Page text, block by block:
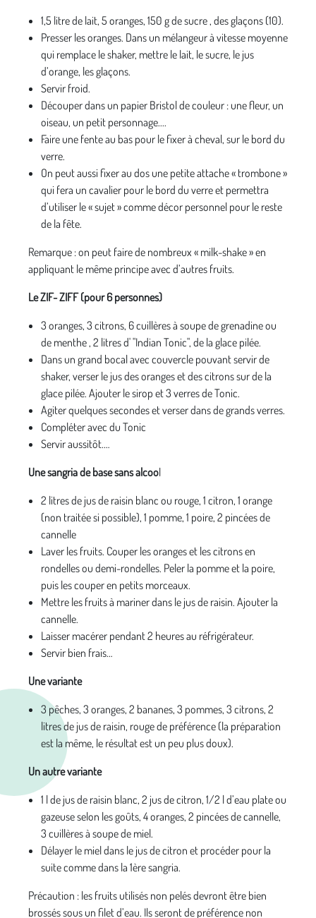
1,5 litre de lait, 5 oranges, 150 g de sucre , des glaçons (10).
Presser les oranges. Dans un mélangeur à vitesse moyenne
qui remplace le shaker, mettre le lait, le sucre, le jus
d’orange, les glaçons.
Servir froid.
Découper dans un papier Bristol de couleur : une fleur, un
oiseau, un petit personnage....
Faire une fente au bas pour le fixer à cheval, sur le bord du
verre.
On peut aussi fixer au dos une petite attache « trombone »
qui fera un cavalier pour le bord du verre et permettra
d’utiliser le « sujet » comme décor personnel pour le reste
de la fête.
Remarque : on peut faire de nombreux « milk-shake » en
appliquant le même principe avec d’autres fruits.
Le ZIF- ZIFF (pour 6 personnes)
3 oranges, 3 citrons, 6 cuillères à soupe de grenadine ou
de menthe , 2 litres d' "Indian Tonic", de la glace pilée.
Dans un grand bocal avec couvercle pouvant servir de
shaker, verser le jus des oranges et des citrons sur de la
glace pilée. Ajouter le sirop et 3 verres de Tonic.
Agiter quelques secondes et verser dans de grands verres.
Compléter avec du Tonic
Servir aussitôt.…
Une sangria de base sans alcool
2 litres de jus de raisin blanc ou rouge, 1 citron, 1 orange
(non traitée si possible), 1 pomme, 1 poire, 2 pincées de
cannelle
Laver les fruits. Couper les oranges et les citrons en
rondelles ou demi-rondelles. Peler la pomme et la poire,
puis les couper en petits morceaux.
Mettre les fruits à mariner dans le jus de raisin. Ajouter la
cannelle.
Laisser macérer pendant 2 heures au réfrigérateur.
Servir bien frais…
Une variante
3 pêches, 3 oranges, 2 bananes, 3 pommes, 3 citrons, 2
litres de jus de raisin, rouge de préférence (la préparation
est la même, le résultat est un peu plus doux).
Un autre variante
1 l de jus de raisin blanc, 2 jus de citron, 1/2 l d’eau plate ou
gazeuse selon les goûts, 4 oranges, 2 pincées de cannelle,
3 cuillères à soupe de miel.
Délayer le miel dans le jus de citron et procéder pour la
suite comme dans la 1ère sangria.
Précaution : les fruits utilisés non pelés devront être bien
brossés sous un filet d’eau. Ils seront de préférence non